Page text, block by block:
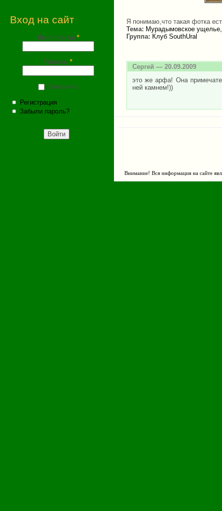
Вход на сайт
Имя (почта) *
Пароль *
Запомнить
Регистрация
Забыли пароль?
Я понимаю,что такая фотка
Тема: Мурадымовское
Группа: Клуб SouthUral
Сергей — 20.09.2009
это же арфа! Она
ней камнем!))
Внимание! Вся информация на сайте